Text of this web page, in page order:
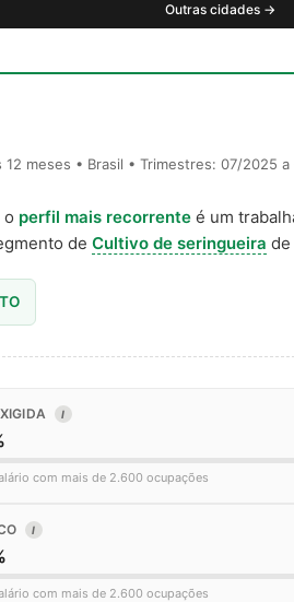
Outras cidades →
meses • Brasil • Trimestres: 07/2025
o perfil mais recorrente é um
de Cultivo de seringueira de
I
com mais de 2.600 ocupações
I
com mais de 2.600 ocupações